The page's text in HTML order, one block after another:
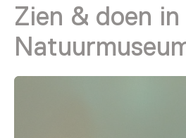
Zien & doen in